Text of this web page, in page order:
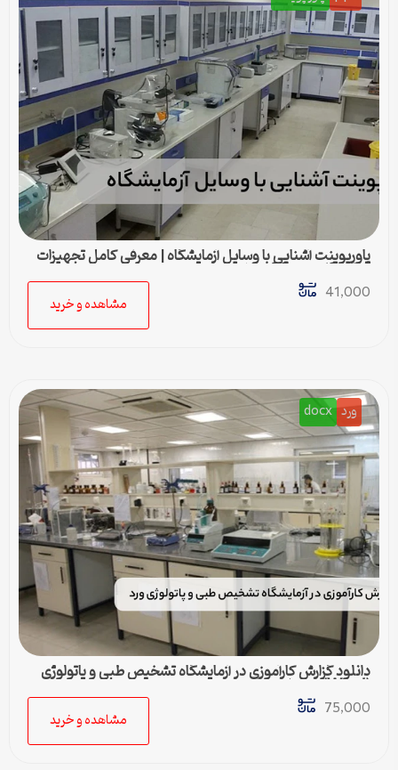
پاورپوینت آشنایی با وسایل آزمایشگاه | معرفی کامل تجهیزات
آزمایشگاهی در 38 اسلاید
41,000
مشاهده و خرید
ورد docx
دانلود گزارش کارآموزی در آزمایشگاه تشخیص طبی و پاتولوژی
(Word) – کامل و جامع
75,000
مشاهده و خرید